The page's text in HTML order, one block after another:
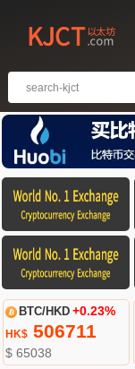
BTC/HKD +0.23%
HK$506711
$ 65038